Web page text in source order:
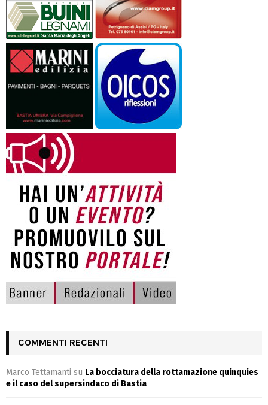
COMMENTI RECENTI
Marco Tettamanti su La bocciatura della rottamazione quinquies
e il caso del supersindaco di Bastia